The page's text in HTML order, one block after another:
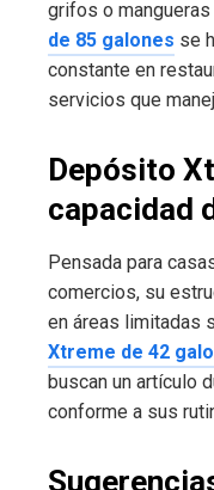
grifos o
de 85 galones se
constante en
servicios que
Depósito
capacidad
Pensada para
comercios, su
en áreas limitadas
Xtreme de 42
buscan un artículo
conforme a sus